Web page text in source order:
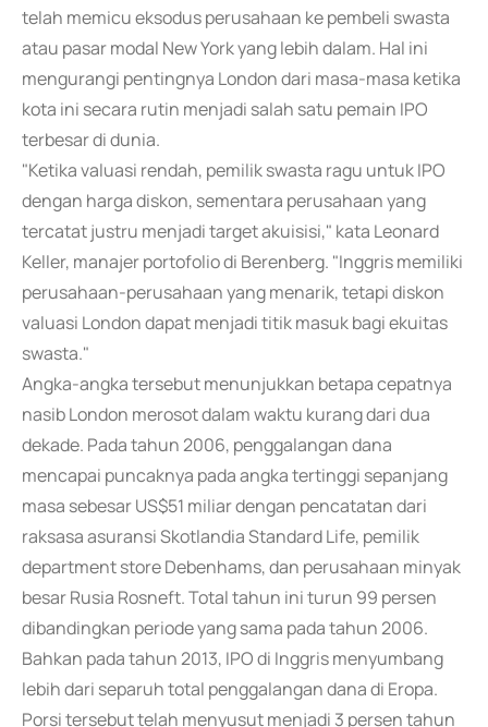
telah memicu eksodus perusahaan ke pembeli swasta
atau pasar modal New York yang lebih dalam. Hal ini
mengurangi pentingnya London dari masa-masa ketika
kota ini secara rutin menjadi salah satu pemain IPO
terbesar di dunia.
"Ketika valuasi rendah, pemilik swasta ragu untuk IPO
dengan harga diskon, sementara perusahaan yang
tercatat justru menjadi target akuisisi," kata Leonard
Keller, manajer portofolio di Berenberg. "Inggris memiliki
perusahaan-perusahaan yang menarik, tetapi diskon
valuasi London dapat menjadi titik masuk bagi ekuitas
swasta."
Angka-angka tersebut menunjukkan betapa cepatnya
nasib London merosot dalam waktu kurang dari dua
dekade. Pada tahun 2006, penggalangan dana
mencapai puncaknya pada angka tertinggi sepanjang
masa sebesar US$51 miliar dengan pencatatan dari
raksasa asuransi Skotlandia Standard Life, pemilik
department store Debenhams, dan perusahaan minyak
besar Rusia Rosneft. Total tahun ini turun 99 persen
dibandingkan periode yang sama pada tahun 2006.
Bahkan pada tahun 2013, IPO di Inggris menyumbang
lebih dari separuh total penggalangan dana di Eropa.
Porsi tersebut telah menyusut menjadi 3 persen tahun